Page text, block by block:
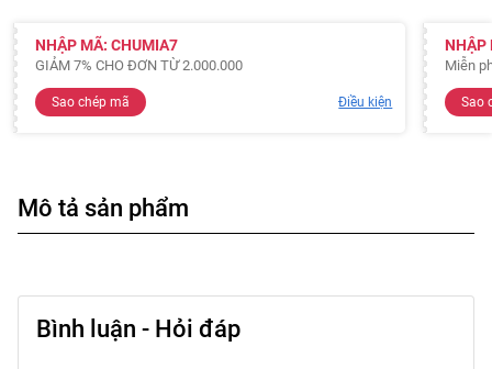
NHẬP MÃ: CHUMIA7
GIẢM 7% CHO ĐƠN TỪ 2.000.000
Sao chép mã Điều kiện
NHẬP
Miễn
Sao
Mô tả sản phẩm
Bình luận - Hỏi đáp